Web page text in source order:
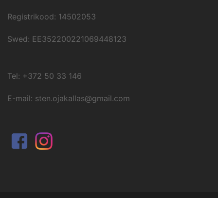
Registrikood: 14502053
Swed: EE352200221069448123
Tel: +372 50 33 146
E-mail: sten.ojakallas@gmail.com